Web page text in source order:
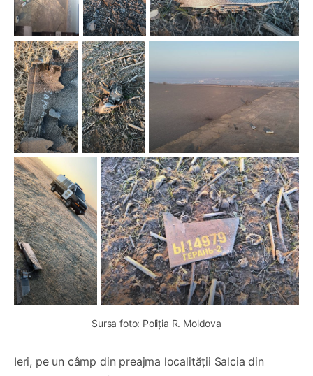
Sursa foto: Poliția R. Moldova
Ieri, pe un câmp din preajma localității Salcia din